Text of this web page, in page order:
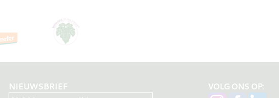
NIEUWSBRIEF VOLG ONS OP: